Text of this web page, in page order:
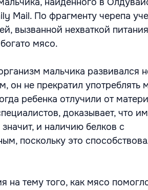
Mail. По фрагменту черепа
вызванной нехваткой
мясо.
мальчика развивался
он не прекратил употреблять
ребенка отлучили от
доказывает, что
и наличию белков с
поскольку это
на тему того, как мясо